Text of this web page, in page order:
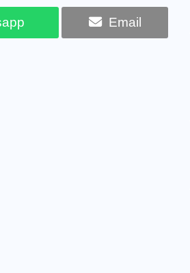
Email